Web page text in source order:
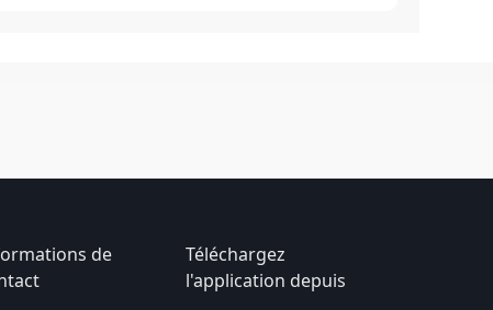
de
Téléchargez
l'application depuis